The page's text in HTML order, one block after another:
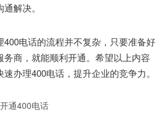
解决。
电话的流程并不复杂，只要准备好
务商，就能顺利开通。希望以上内容
办理400电话，提升企业的竞争力。
开通400电话